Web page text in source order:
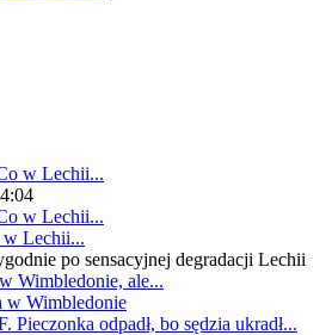
Lechii...
po sensacyjnej degradacji Lechii
Wimbledonie, ale...
w Wimbledonie
Pieczonka odpadł, bo sędzia ukradł...